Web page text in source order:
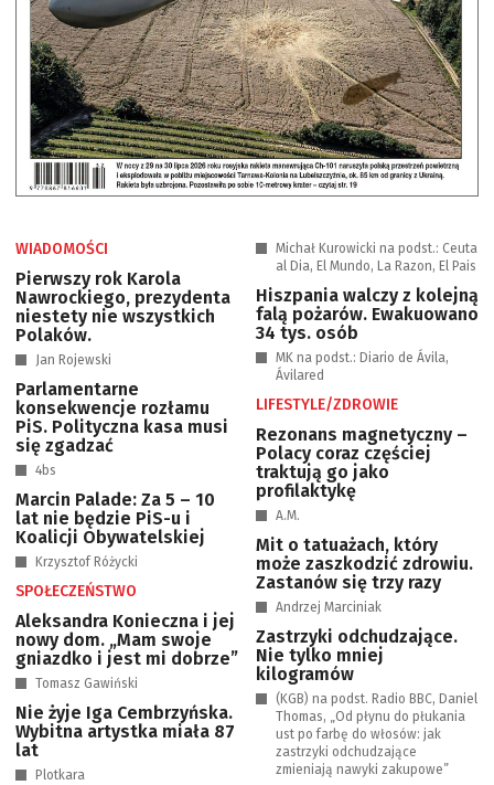
WIADOMOŚCI
Pierwszy rok Karola
Nawrockiego, prezydenta
niestety nie wszystkich
Polaków.
Jan Rojewski
Parlamentarne
konsekwencje rozłamu
PiS. Polityczna kasa musi
się zgadzać
4bs
Marcin Palade: Za 5 – 10
lat nie będzie PiS-u i
Koalicji Obywatelskiej
Krzysztof Różycki
SPOŁECZEŃSTWO
Aleksandra Konieczna i jej
nowy dom. „Mam swoje
gniazdko i jest mi dobrze”
Tomasz Gawiński
Nie żyje Iga Cembrzyńska.
Wybitna artystka miała 87
lat
Plotkara
Michał Kurowicki na podst.: Ceuta
al Dia, El Mundo, La Razon, El Pais
Hiszpania walczy z kolejną
falą pożarów. Ewakuowano
34 tys. osób
MK na podst.: Diario de Ávila,
Ávilared
LIFESTYLE/ZDROWIE
Rezonans magnetyczny –
Polacy coraz częściej
traktują go jako
profilaktykę
A.M.
Mit o tatuażach, który
może zaszkodzić zdrowiu.
Zastanów się trzy razy
Andrzej Marciniak
Zastrzyki odchudzające.
Nie tylko mniej
kilogramów
(KGB) na podst. Radio BBC, Daniel
Thomas, „Od płynu do płukania
ust po farbę do włosów: jak
zastrzyki odchudzające
zmieniają nawyki zakupowe”